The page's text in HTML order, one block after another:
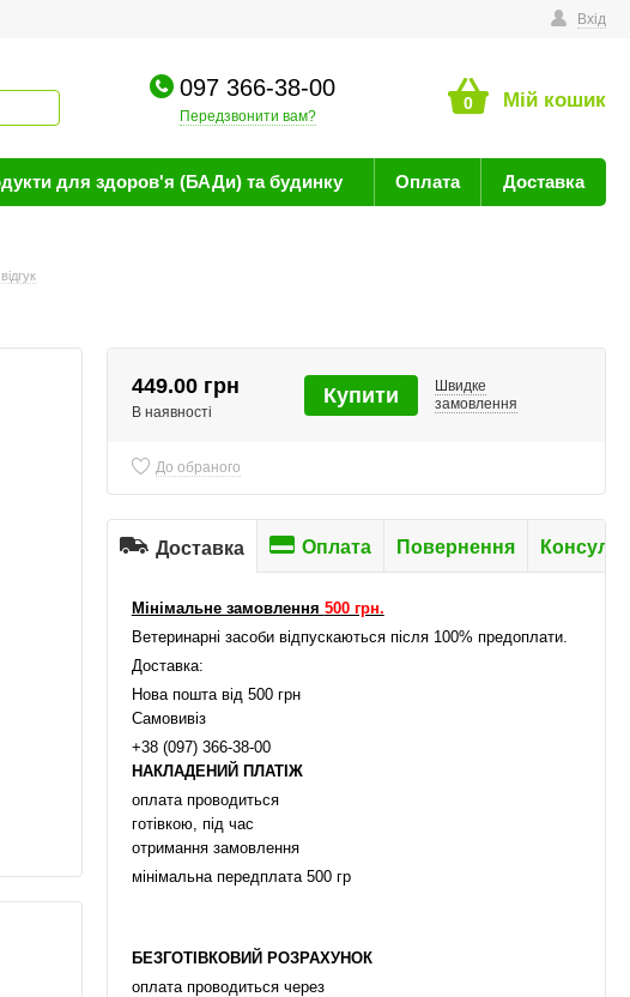
Вхід
097 366-38-00
Передзвонити вам?
0 Мій кошик
для здоров'я (БАДи) та будинку Оплата Доставка
449.00 грн
В наявності
Купити
Швидке
замовлення
До обраного
Доставка Оплата Повернення
Мінімальне замовлення 500 грн.
Ветеринарні засоби відпускаються після 100% предоплати.
Доставка:
Нова пошта від 500 грн
Самовивіз
+38 (097) 366-38-00
НАКЛАДЕНИЙ ПЛАТІЖ
оплата проводиться
готівкою, під час
отримання замовлення
мінімальна передплата 500 гр
БЕЗГОТІВКОВИЙ РОЗРАХУНОК
оплата проводиться через